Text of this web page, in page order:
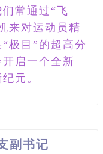
常通过“飞
来对运动员精
极目”的超高分
启一个全新
元。
副书记